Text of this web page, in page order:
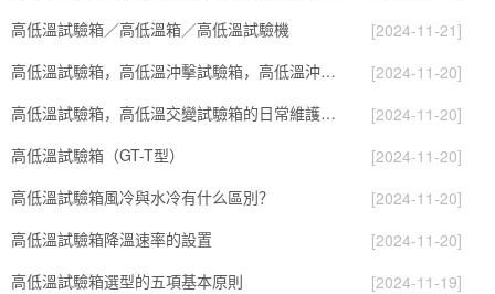
高低溫試驗箱／高低溫箱／高低溫試驗機
[2024-11-21]
高低溫試驗箱，高低溫沖擊試驗箱，高低溫沖擊試驗箱
[2024-11-20]
高低溫試驗箱，高低溫交變試驗箱的日常維護小方法
[2024-11-20]
高低溫試驗箱（GT-T型）
[2024-11-20]
高低溫試驗箱風冷與水冷有什么區別？
[2024-11-20]
高低溫試驗箱降溫速率的設置
[2024-11-20]
高低溫試驗箱選型的五項基本原則
[2024-11-19]